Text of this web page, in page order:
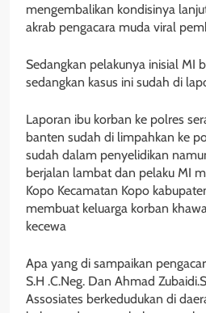
mengembalikan kondisinya
akrab pengacara muda viral
Sedangkan pelakunya inisial MI
sedangkan kasus ini sudah di
Laporan ibu korban ke polres
banten sudah di limpahkan ke
sudah dalam penyelidikan
berjalan lambat dan pelaku MI
Kopo Kecamatan Kopo
membuat keluarga korban
kecewa
Apa yang di sampaikan
S.H .C.Neg. Dan Ahmad
Assosiates berkedudukan di